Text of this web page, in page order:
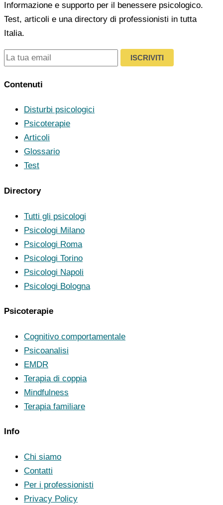
Informazione e supporto per il benessere psicologico.
Test, articoli e una directory di professionisti in tutta
Italia.
ISCRIVITI
Contenuti
Disturbi psicologici
Psicoterapie
Articoli
Glossario
Test
Directory
Tutti gli psicologi
Psicologi Milano
Psicologi Roma
Psicologi Torino
Psicologi Napoli
Psicologi Bologna
Psicoterapie
Cognitivo comportamentale
Psicoanalisi
EMDR
Terapia di coppia
Mindfulness
Terapia familiare
Info
Chi siamo
Contatti
Per i professionisti
Privacy Policy